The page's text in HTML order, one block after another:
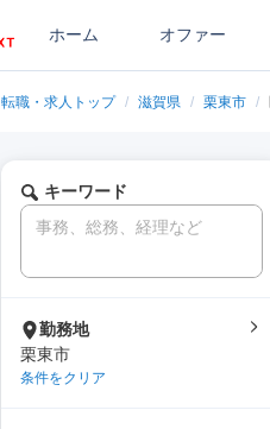
ホーム オファー
転職・求人トップ / 滋賀県 / 栗東市 /
キーワード
勤務地
栗東市
条件をクリア